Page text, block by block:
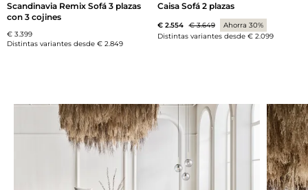
Scandinavia Remix Sofá 3 plazas
con 3 cojines
€ 3.399
Distintas variantes desde € 2.849
Caisa Sofá 2 plazas
€ 2.554 € 3.649
Ahorra 30%
Distintas variantes desde € 2.099